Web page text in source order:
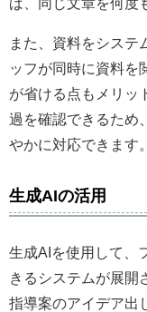
ば、同じ文章を何度
また、資料をシステ
ッフが同時に資料を
が省ける点もメリッ
過を確認できるため
やかに対応できます。
生成AIの活用
生成AIを使用して、
きるシステムが展開
指導案のアイデア出